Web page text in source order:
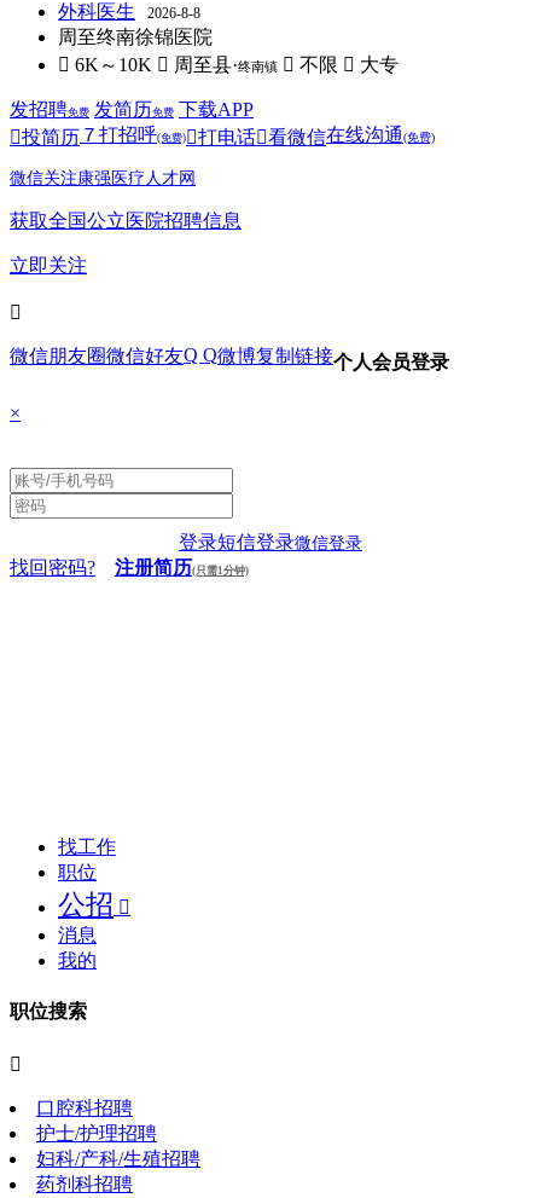
外科医生 2026-8-8
周至终南徐锦医院
 6K～10K  周至县·终南镇  不限  大专
发招聘免费 发简历免费 下载APP
投简历 ７ 打招呼(免费) 打电话看微信在线沟通(免费)
微信关注康强医疗人才网
获取全国公立医院招聘信息
立即关注

微信朋友圈微信好友Q Q微博复制链接个人会员登录
×
登录短信登录微信登录
找回密码? 注册简历(只需1分钟)
找工作
职位
公招 
消息
我的
职位搜索

口腔科招聘
护士/护理招聘
妇科/产科/生殖招聘
药剂科招聘